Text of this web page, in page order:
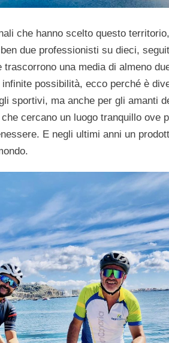
che hanno scelto questo
due professionisti su dieci,
una media di almeno
infinite possibilità, ecco perché è
sportivi, ma anche per gli amanti
cercano un luogo tranquillo ove
E negli ultimi anni un